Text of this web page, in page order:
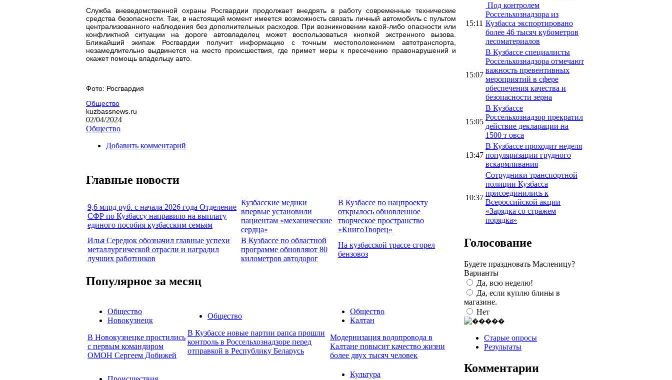
Служба вневедомственной охраны Росгвардии продолжает внедрять в работу современные технические
средства безопасности. Так, в настоящий момент имеется возможность связать личный автомобиль с пультом
централизованного наблюдения без дополнительных расходов. При возникновении какой-либо опасности или
конфликтной ситуации на дороге автовладелец может воспользоваться кнопкой экстренного вызова.
Ближайший экипаж Росгвардии получит информацию с точным местоположением автотранспорта,
незамедлительно выдвинется на место происшествия, где примет меры к пресечению правонарушений и
окажет помощь владельцу авто.
Фото: Росгвардия
Общество
kuzbassnews.ru
02/04/2024
Общество
Добавить комментарий
Главные новости
9,6 млрд руб. с начала 2026 года Отделение
СФР по Кузбассу направило на выплату
единого пособия кузбасским семьям
Кузбасские медики
впервые установили
пациентам «механические
сердца»
В Кузбассе по нацпроекту
открылось обновленное
творческое пространство
«КнигоТворец»
Илья Середюк обозначил главные успехи
металлургической отрасли и наградил
лучших работников
В Кузбассе по областной
программе обновляют 80
километров автодорог
На кузбасской трассе сгорел
бензовоз
Популярное за месяц
Общество
Новокузнецк
В Новокузнецке простились
с первым командиром
ОМОН Сергеем Добижей
Общество
В Кузбассе новые партии рапса прошли
контроль в Россельхознадзоре перед
отправкой в Республику Беларусь
Общество
Калтан
Модернизация водопровода в
Калтане повысит качество жизни
более двух тысяч человек
Культура
15:11
Под контролем
Россельхознадзора из
Кузбасса экспортировано
более 46 тысяч кубометров
лесоматериалов
15:07
В Кузбассе специалисты
Россельхознадзора отмечают
важность превентивных
мероприятий в сфере
обеспечения качества и
безопасности зерна
15:05
В Кузбассе
Россельхознадзор прекратил
действие декларации на
1500 т овса
13:47
В Кузбассе проходит неделя
популяризации грудного
вскармливания
10:37
Сотрудники транспортной
полиции Кузбасса
присоединились к
Всероссийской акции
«Зарядка со стражем
порядка»
Голосование
Будете праздновать Масленицу?
Варианты
Да, всю неделю!
Да, если куплю блины в
магазине.
Нет
Старые опросы
Результаты
Комментарии